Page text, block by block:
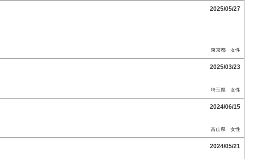
2025/05/27
東京都 女性
2025/03/23
埼玉県 女性
2024/06/15
富山県 女性
2024/05/21